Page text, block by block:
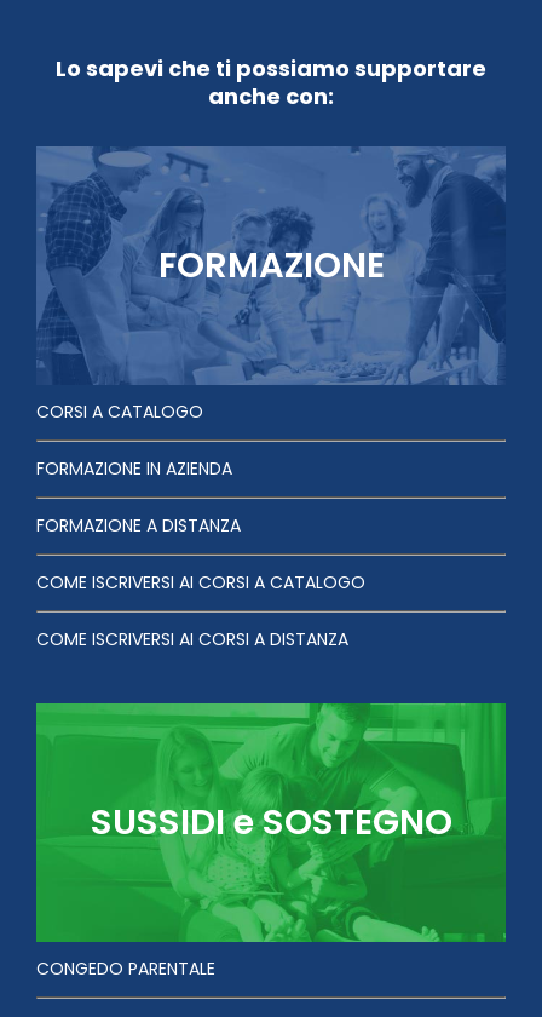
Lo sapevi che ti possiamo supportare
anche con:
FORMAZIONE
CORSI A CATALOGO
FORMAZIONE IN AZIENDA
FORMAZIONE A DISTANZA
COME ISCRIVERSI AI CORSI A CATALOGO
COME ISCRIVERSI AI CORSI A DISTANZA
SUSSIDI e SOSTEGNO
CONGEDO PARENTALE